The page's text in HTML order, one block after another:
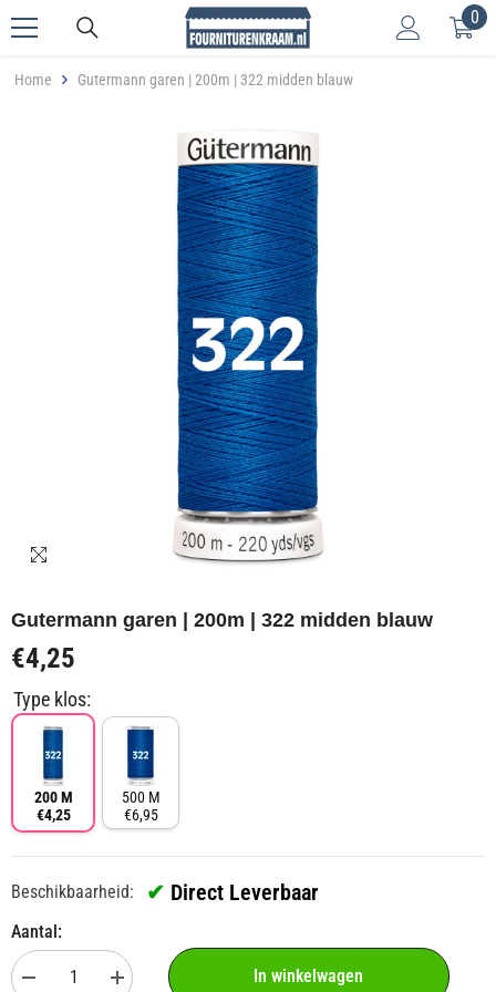
0
0
Home Gutermann garen | 200m | 322 midden blauw
Gutermann garen | 200m | 322 midden blauw
€4,25
Type klos:
200 M
€4,25
500 M
€6,95
Beschikbaarheid: ✔ Direct Leverbaar
Aantal:
Aantal
In winkelwagen